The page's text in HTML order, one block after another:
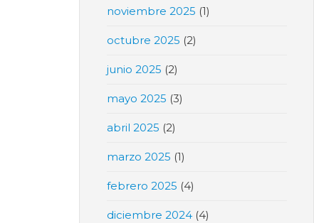
noviembre 2025 (1)
octubre 2025 (2)
junio 2025 (2)
mayo 2025 (3)
abril 2025 (2)
marzo 2025 (1)
febrero 2025 (4)
diciembre 2024(4)